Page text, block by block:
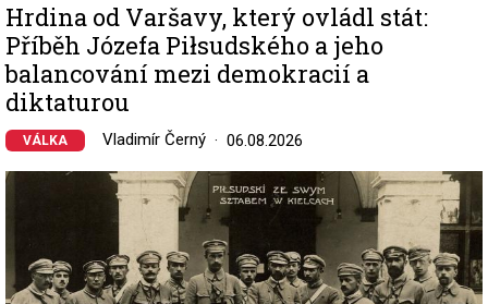
Hrdina od Varšavy, který ovládl stát:
Příběh Józefa Piłsudského a jeho
balancování mezi demokracií a
diktaturou
VÁLKA Vladimír Černý 06.08.2026
Image